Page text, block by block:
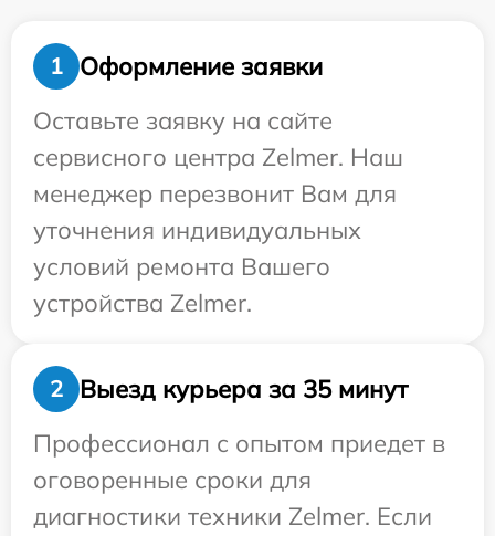
1
Оформление заявки
Оставьте заявку на сайте
сервисного центра Zelmer. Наш
менеджер перезвонит Вам для
уточнения индивидуальных
условий ремонта Вашего
устройства Zelmer.
2
Выезд курьера за 35 минут
Профессионал с опытом приедет в
оговоренные сроки для
диагностики техники Zelmer. Если